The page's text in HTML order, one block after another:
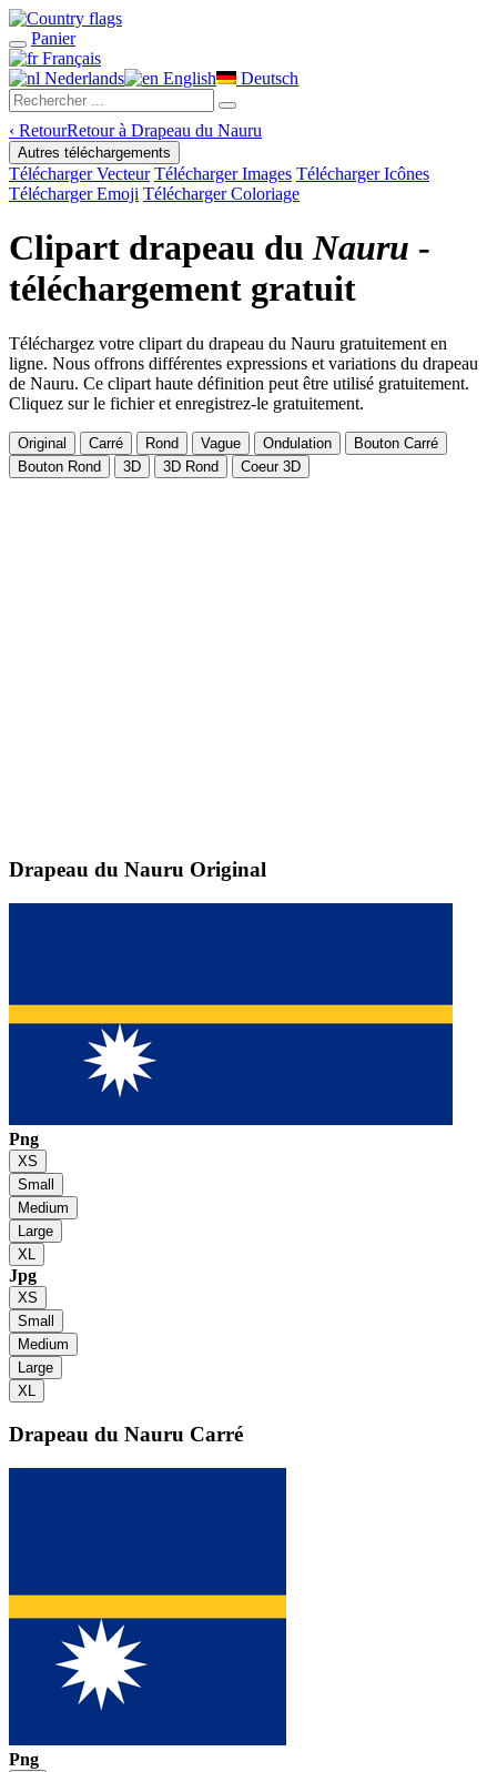
Panier
Français
Nederlands
English Deutsch
‹ RetourRetour à Drapeau du Nauru
Autres téléchargements
Télécharger Vecteur Télécharger Images Télécharger Icônes
Télécharger Emoji Télécharger Coloriage
Clipart drapeau duNauru -
téléchargement gratuit
Téléchargez votre clipart du drapeau du Nauru gratuitement en
ligne. Nous offrons différentes expressions et variations du drapeau
de Nauru. Ce clipart haute définition peut être utilisé gratuitement.
Cliquez sur le fichier et enregistrez-le gratuitement.
Original Carré Rond Vague Ondulation
Bouton Carré
Bouton Rond
3D 3D Rond Coeur 3D
Drapeau du Nauru Original
Png
XS
Small
Medium
Large
XL
Jpg
XS
Small
Medium
Large
XL
Drapeau du Nauru Carré
Png